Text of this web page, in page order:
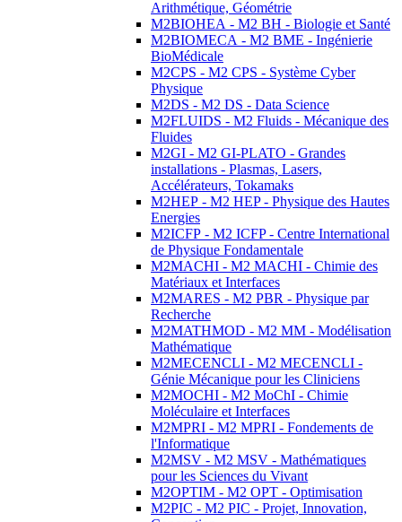
Arithmétique, Géométrie
M2BIOHEA - M2 BH - Biologie et Santé
M2BIOMECA - M2 BME - Ingénierie
BioMédicale
M2CPS - M2 CPS - Système Cyber
Physique
M2DS - M2 DS - Data Science
M2FLUIDS - M2 Fluids - Mécanique des
Fluides
M2GI - M2 GI-PLATO - Grandes
installations - Plasmas, Lasers,
Accélérateurs, Tokamaks
M2HEP - M2 HEP - Physique des Hautes
Energies
M2ICFP - M2 ICFP - Centre International
de Physique Fondamentale
M2MACHI - M2 MACHI - Chimie des
Matériaux et Interfaces
M2MARES - M2 PBR - Physique par
Recherche
M2MATHMOD - M2 MM - Modélisation
Mathématique
M2MECENCLI - M2 MECENCLI -
Génie Mécanique pour les Cliniciens
M2MOCHI - M2 MoChI - Chimie
Moléculaire et Interfaces
M2MPRI - M2 MPRI - Fondements de
l'Informatique
M2MSV - M2 MSV - Mathématiques
pour les Sciences du Vivant
M2OPTIM - M2 OPT - Optimisation
M2PIC - M2 PIC - Projet, Innovation,